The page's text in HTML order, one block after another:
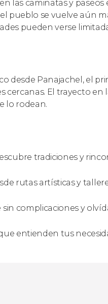
las caminatas y
pueblo se vuelve aún
pueden verse
desde Panajachel, el
cercanas. El trayecto en
lo rodean.
tradiciones y
rutas artísticas y
complicaciones y
entienden tus